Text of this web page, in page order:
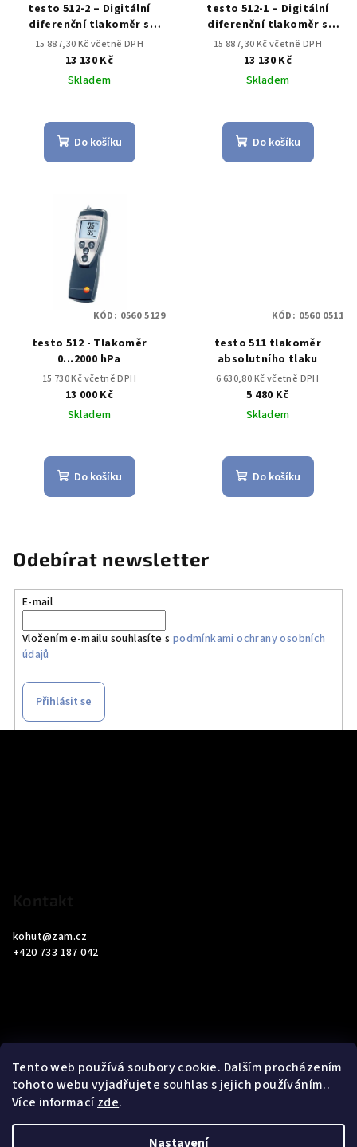
Tento web používá soubory cookie. Dalším procházením
tohoto webu vyjadřujete souhlas s jejich používáním..
Více informacízde.
Nastavení
testo 512-2 – Digitální
diferenční tlakoměr s
připojením k aplikaci
15 887,30 Kč včetně DPH
13 130 Kč
Skladem
Do košíku
testo 512-1 – Digitální
diferenční tlakoměr s
připojením k aplikaci
15 887,30 Kč včetně DPH
13 130 Kč
Skladem
Do košíku
testo 512 - Tlakoměr
0...2000 hPa
15 730 Kč včetně DPH
13 000 Kč
Skladem
Do košíku
KÓD: 0560 5129
testo 511 tlakoměr
absolutního tlaku
6 630,80 Kč včetně DPH
5 480 Kč
Skladem
Do košíku
KÓD: 0560 0511
Odebírat newsletter
E-mail
Vložením e-mailu souhlasíte s podmínkami ochrany osobních
údajů
Přihlásit se
kohut@zam.cz
+420 733 187 042
Informace pro vás
Obchodní podmínky